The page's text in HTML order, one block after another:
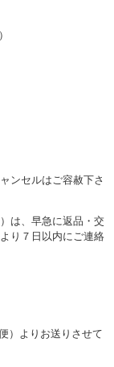
ンセルはご容赦下さ
は、早急に返品・交
り７日以内にご連絡
）よりお送りさせて